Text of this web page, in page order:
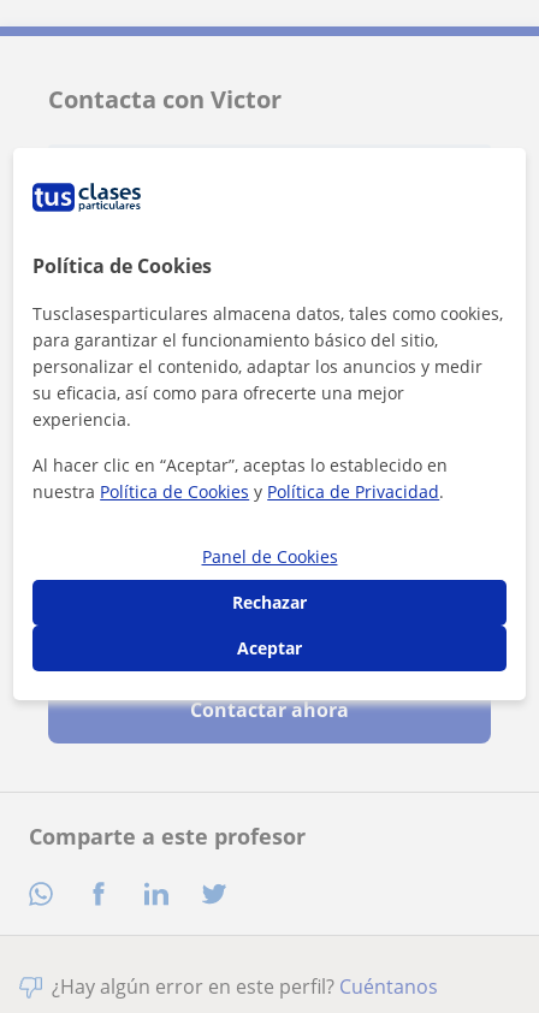
Comparte a este profesor
Contacta con Victor
Al hacer clic, aceptas nuestro aviso legal
Contactar ahora
¿Hay algún error en este perfil? Cuéntanos
Política de Cookies
Tusclasesparticulares almacena datos, tales como cookies,
para garantizar el funcionamiento básico del sitio,
personalizar el contenido, adaptar los anuncios y medir
su eficacia, así como para ofrecerte una mejor
experiencia.
Al hacer clic en “Aceptar”, aceptas lo establecido en
nuestra Política de Cookies y Política de Privacidad.
Panel de Cookies
Rechazar
Aceptar